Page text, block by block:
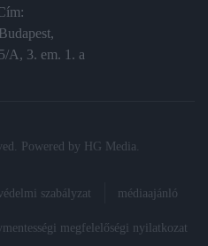
A, 3. em. 1. a
Powered by HG Media
szabályzat médiaajánló
megfelelőségi nyilatkozat